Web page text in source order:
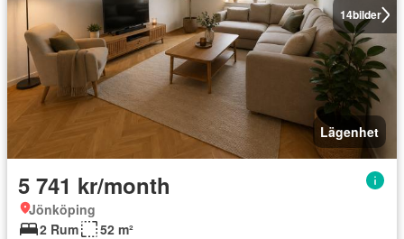
14bilder
Lägenhet
5 741 kr/month
Jönköping
2 Rum
52 m²